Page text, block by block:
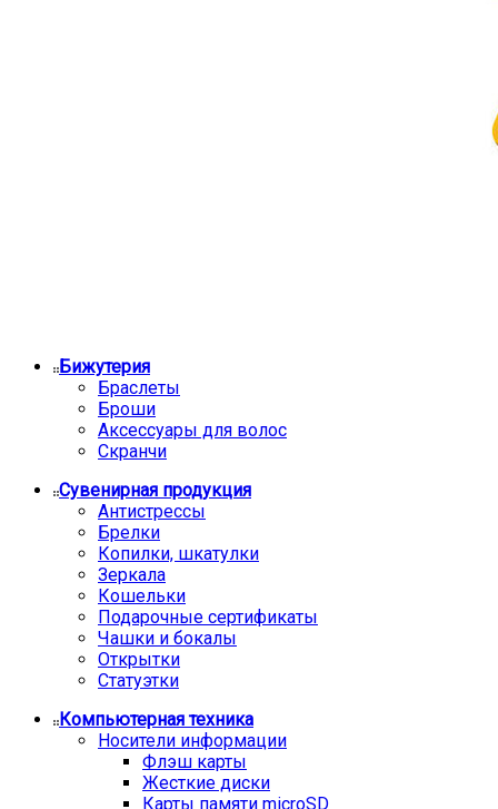
Бижутерия
Браслеты
Броши
Аксессуары для волос
Скранчи
Сувенирная продукция
Антистрессы
Брелки
Копилки, шкатулки
Зеркала
Кошельки
Подарочные сертификаты
Чашки и бокалы
Открытки
Статуэтки
Компьютерная техника
Носители информации
Флэш карты
Жесткие диски
Карты памяти microSD